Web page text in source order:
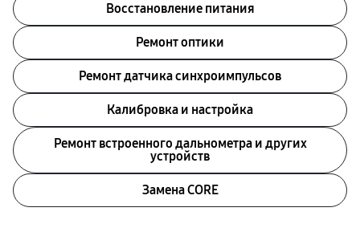
Восстановление питания
Ремонт оптики
Ремонт датчика синхроимпульсов
Калибровка и настройка
Ремонт встроенного дальнометра и других
устройств
Замена CORE